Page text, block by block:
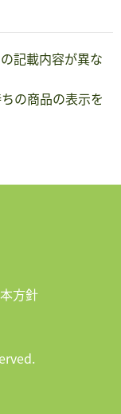
記載内容が異な
の商品の表示を
方針